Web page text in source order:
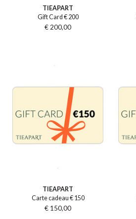
TIEAPART
Gift Card € 200
€ 200,00
TIEAPART
Carte cadeau € 150
€ 150,00